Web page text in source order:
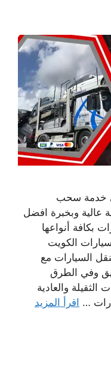
خدمة سحب
عالية وبخبرة افضل
بكافة أنواعها
الكويت
السيارات مع
وفي الطرق
والعادية
… اقرأ المزيد